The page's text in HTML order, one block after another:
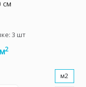
см
3 шт
2
м2